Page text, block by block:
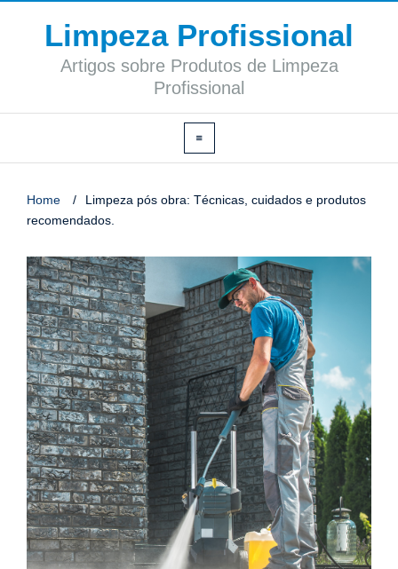
Limpeza Profissional
Artigos sobre Produtos de Limpeza
Profissional
Home /
Limpeza pós obra: Técnicas, cuidados e produtos
recomendados.